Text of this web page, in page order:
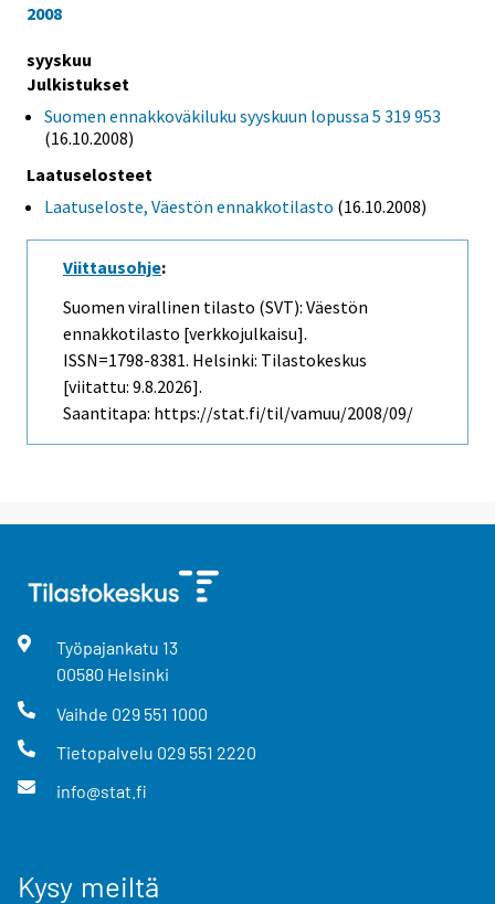
2008
syyskuu
Julkistukset
Suomen ennakkoväkiluku syyskuun lopussa 5 319 953
(16.10.2008)
Laatuselosteet
Laatuseloste, Väestön ennakkotilasto (16.10.2008)
Viittausohje:
Suomen virallinen tilasto (SVT): Väestön
ennakkotilasto [verkkojulkaisu].
ISSN=1798-8381. Helsinki: Tilastokeskus
[viitattu: 9.8.2026].
Saantitapa: https://stat.fi/til/vamuu/2008/09/
Työpajankatu 13
00580 Helsinki
Vaihde 029 551 1000
Tietopalvelu 029 551 2220
info@stat.fi
Kysy meiltä